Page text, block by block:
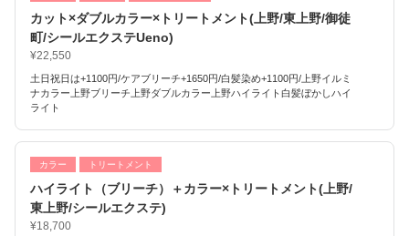
カット×ダブルカラー×トリートメント(上野/東上野/御徒
町/シールエクステUeno)
¥22,550
土日祝日は+1100円/ケアブリーチ+1650円/白髪染め+1100円/上野イルミ
ナカラー上野ブリーチ上野ダブルカラー上野ハイライト白髪ぼかしハイ
ライト
カラー トリートメント
ハイライト（ブリーチ）＋カラー×トリートメント(上野/
東上野/シールエクステ)
¥18,700